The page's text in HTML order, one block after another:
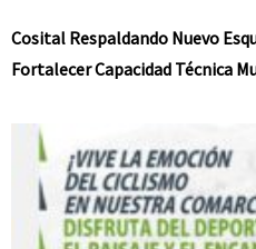
Cosital Respaldando Nuevo
Fortalecer Capacidad Técnica